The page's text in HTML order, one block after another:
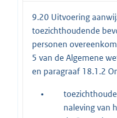
9.20 Uitvoering
toezichthoudende
personen
5 van de Algemene
en paragraaf 18.1.2
•
naleving van